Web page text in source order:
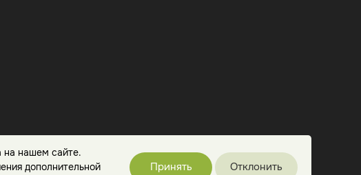
на нашем сайте.
дополнительной
Принять Отклонить